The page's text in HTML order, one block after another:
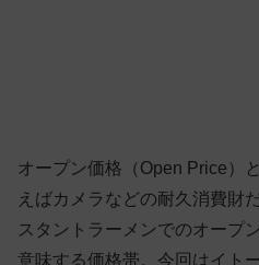
オープン価格（Open Price）
えばカメラなどの耐久消費財
スタントラーメンでのオープ
意味する価格帯。今回はイト